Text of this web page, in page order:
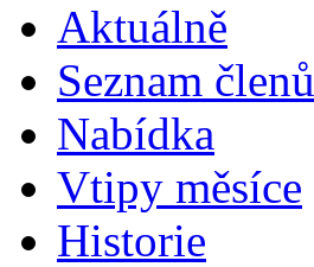
Aktuálně
Seznam členů
Nabídka
Vtipy měsíce
Historie